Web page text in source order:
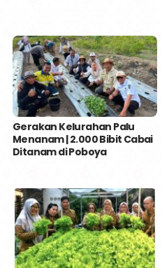
Gerakan Kelurahan Palu
Menanam | 2.000 Bibit Cabai
Ditanam di Poboya